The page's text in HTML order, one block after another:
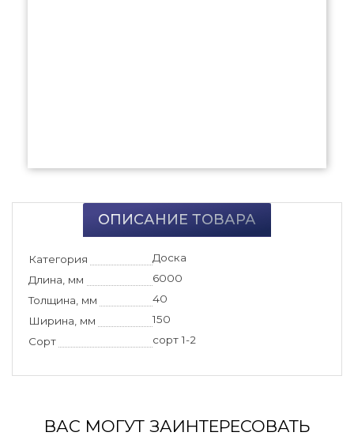
ОПИСАНИЕ ТОВАРА
Категория
Доска
Длина, мм
6000
Толщина, мм
40
Ширина, мм
150
Сорт
сорт 1-2
ВАС МОГУТ ЗАИНТЕРЕСОВАТЬ